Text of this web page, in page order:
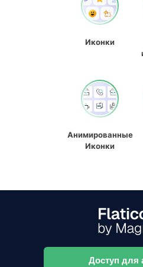
Иконки
Анимированные
Иконки
Доступ для